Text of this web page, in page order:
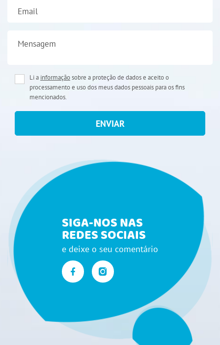
Email
Mensagem
Li a informaçãosobre a proteção de dados e aceito o
processamento e uso dos meus dados pessoais para os fins
mencionados.
ENVIAR
SIGA-NOS NAS
REDES SOCIAIS
e deixe o seu comentário